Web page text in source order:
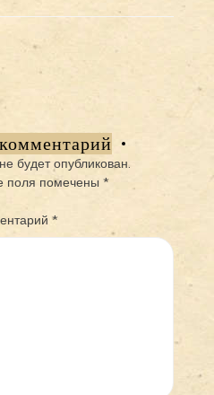
будет опубликован.
поля помечены *
*